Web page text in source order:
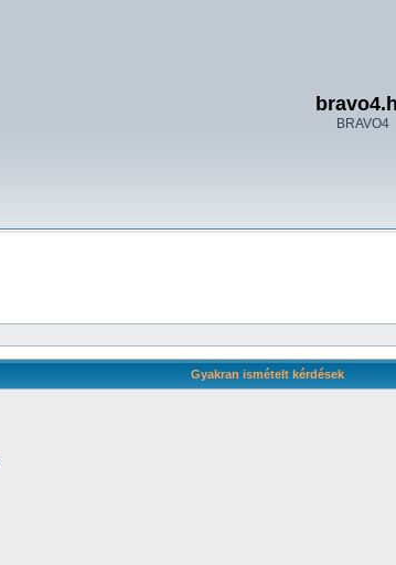
BRAVO4
Gyakran ismételt kérdések